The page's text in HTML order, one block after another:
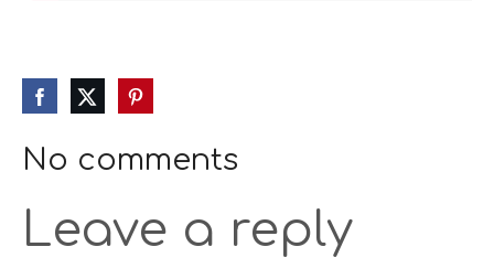
No comments
Leave a reply